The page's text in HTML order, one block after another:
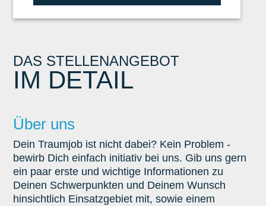
DAS STELLENANGEBOT
IM DETAIL
Über uns
Dein Traumjob ist nicht dabei? Kein Problem -
bewirb Dich einfach initiativ bei uns. Gib uns gern
ein paar erste und wichtige Informationen zu
Deinen Schwerpunkten und Deinem Wunsch
hinsichtlich Einsatzgebiet mit, sowie einem